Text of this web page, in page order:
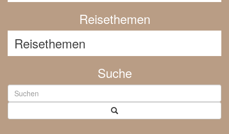
Reisethemen
Suche